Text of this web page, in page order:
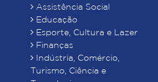
Assistência Social
Educação
Esporte, Cultura e Lazer
Finanças
Indústria, Comércio,
Turismo, Ciência e